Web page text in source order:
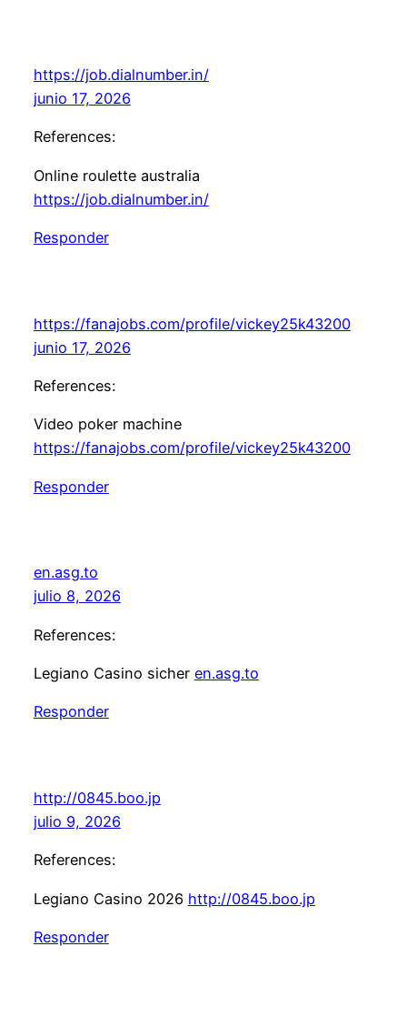
https://job.dialnumber.in/
junio 17, 2026
References:
Online roulette australia
https://job.dialnumber.in/
Responder
https://fanajobs.com/profile/vickey25k43200
junio 17, 2026
References:
Video poker machine
https://fanajobs.com/profile/vickey25k43200
Responder
en.asg.to
julio 8, 2026
References:
Legiano Casino sicher en.asg.to
Responder
http://0845.boo.jp
julio 9, 2026
References:
Legiano Casino 2026 http://0845.boo.jp
Responder